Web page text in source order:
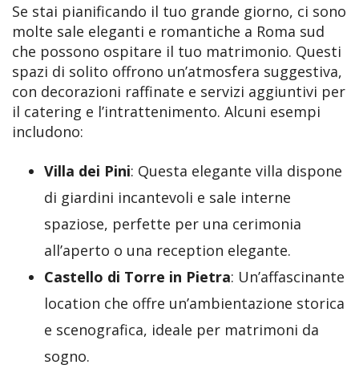
Se stai pianificando il tuo grande giorno, ci sono
molte sale eleganti e romantiche a Roma sud
che possono ospitare il tuo matrimonio. Questi
spazi di solito offrono un’atmosfera suggestiva,
con decorazioni raffinate e servizi aggiuntivi per
il catering e l’intrattenimento. Alcuni esempi
includono:
Villa dei Pini: Questa elegante villa dispone
di giardini incantevoli e sale interne
spaziose, perfette per una cerimonia
all’aperto o una reception elegante.
Castello di Torre in Pietra: Un’affascinante
location che offre un’ambientazione storica
e scenografica, ideale per matrimoni da
sogno.